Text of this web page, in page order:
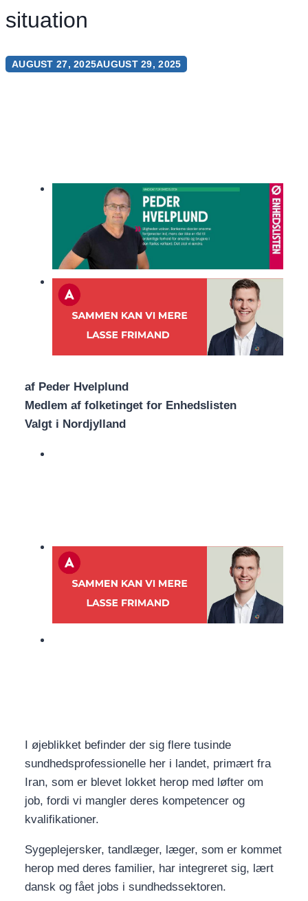
situation
AUGUST 27, 2025AUGUST 29, 2025
af Peder Hvelplund
Medlem af folketinget for Enhedslisten
Valgt i Nordjylland
I øjeblikket befinder der sig flere tusinde
sundhedsprofessionelle her i landet, primært fra
Iran, som er blevet lokket herop med løfter om
job, fordi vi mangler deres kompetencer og
kvalifikationer.
Sygeplejersker, tandlæger, læger, som er kommet
herop med deres familier, har integreret sig, lært
dansk og fået jobs i sundhedssektoren.